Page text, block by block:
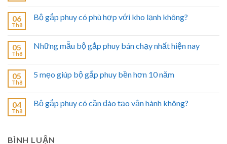
06
Th8
Bộ gắp phuy có phù hợp với kho lạnh không?
05
Th8
Những mẫu bộ gắp phuy bán chạy nhất hiện nay
05
Th8
5 mẹo giúp bộ gắp phuy bền hơn 10 năm
04
Th8
Bộ gắp phuy có cần đào tạo vận hành không?
BÌNH LUẬN